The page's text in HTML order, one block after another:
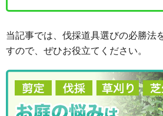
当記事では、伐採道具選びの必勝法
すので、ぜひお役立てください。